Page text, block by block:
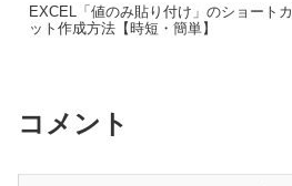
EXCEL「値のみ貼り付け」のショートカ
ット作成方法【時短・簡単】
コメント